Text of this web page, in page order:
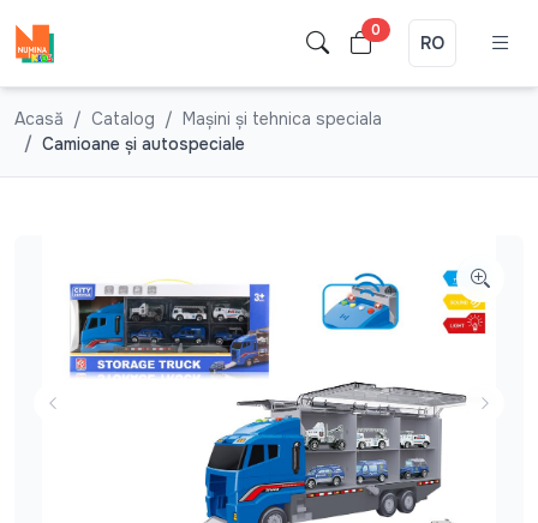
0
RO
Acasă Catalog
Mașini și tehnica speciala
Camioane şi autospeciale